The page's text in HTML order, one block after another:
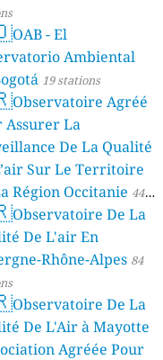
OAB - El
Ambiental
19 stations
Observatoire Agréé
Assurer La
De La Qualité
Sur Le Territoire
Région Occitanie 44
Observatoire De La
De L'air En
Rhône-Alpes 84
Observatoire De La
De L'Air à Mayotte
Agréée Pour